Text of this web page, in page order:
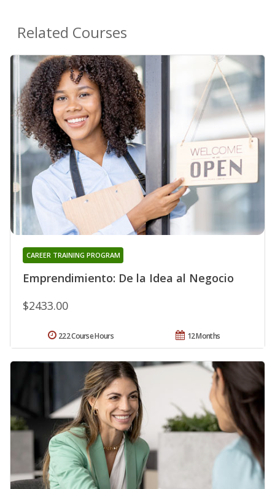
Related Courses
Emprendimiento: De la Idea al Negocio
CAREER TRAINING PROGRAM
$2433.00
12 Months
222 Course Hours